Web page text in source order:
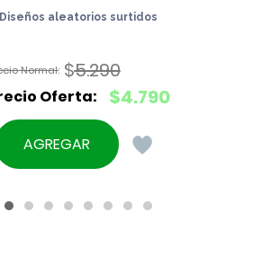
Diseños aleatorios surtidos
$5.290
El
precio
original
$4.790
El
precio
actual
$4.790.
AGREGAR